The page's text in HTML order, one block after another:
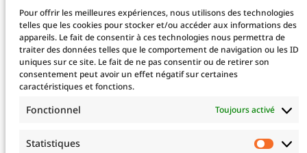
Pour offrir les meilleures expériences, nous utilisons des technologies
telles que les cookies pour stocker et/ou accéder aux informations des
appareils. Le fait de consentir à ces technologies nous permettra de
traiter des données telles que le comportement de navigation ou les ID
uniques sur ce site. Le fait de ne pas consentir ou de retirer son
consentement peut avoir un effet négatif sur certaines
caractéristiques et fonctions.
Fonctionnel Toujours activé
Statistiques
Diplôme CCEPS
Taxe d’apprentissage
La fondation
La Fondation
Les projets financés
Le projet 2025
Nos mécènes